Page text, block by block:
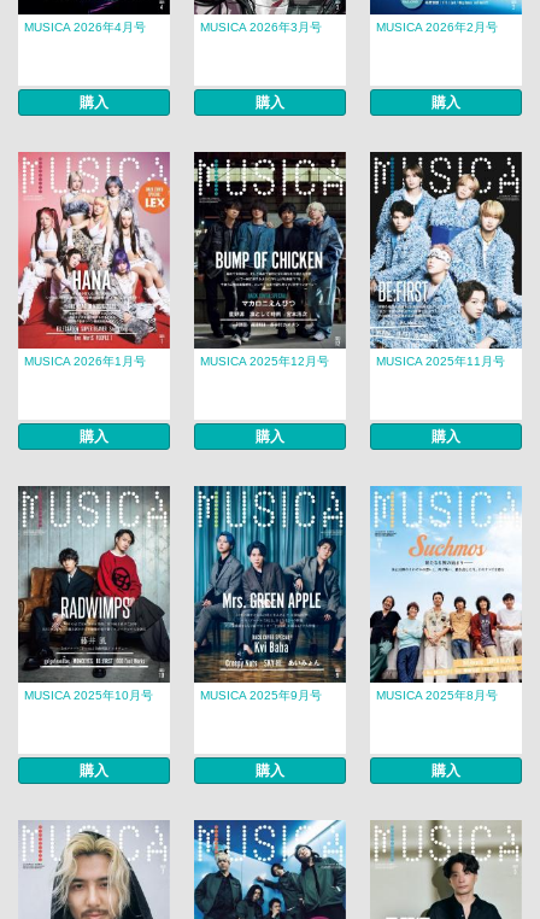
MUSICA 2026年4月号
購入
MUSICA 2026年3月号
購入
MUSICA 2026年2月号
購入
MUSICA 2026年1月号
購入
MUSICA 2025年12月号
購入
MUSICA 2025年11月号
購入
MUSICA 2025年10月号
購入
MUSICA 2025年9月号
購入
MUSICA 2025年8月号
購入